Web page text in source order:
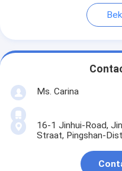
Ms. Carina
16-1 Jinhui-Road,
Straat, Pingshan-